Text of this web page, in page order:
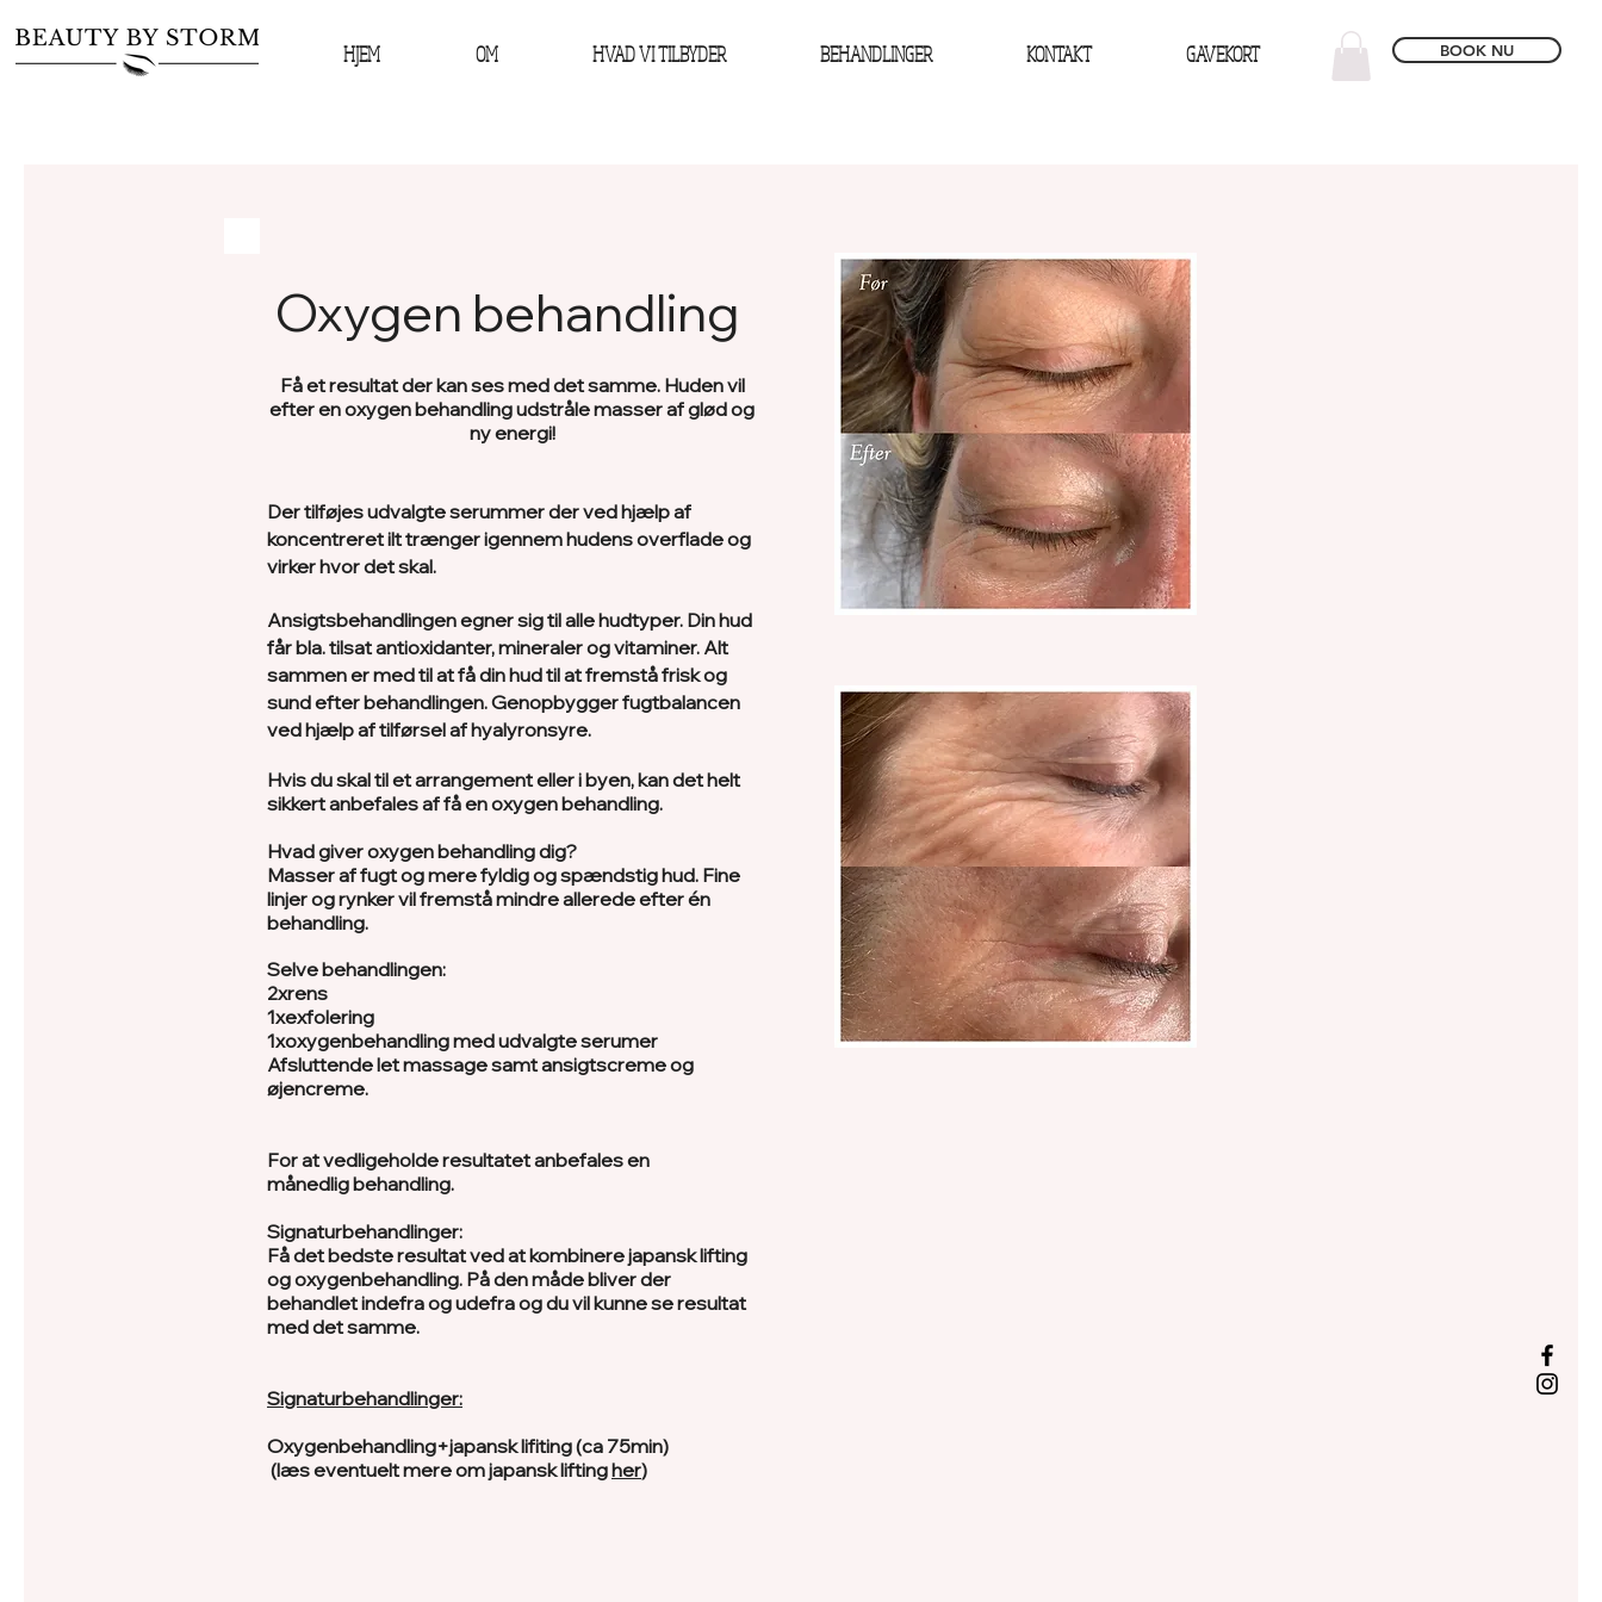
HJEM OM HVAD VI TILBYDER BEHANDLINGER KONTAKT GAVEKORT BOOK NU
Oxygen behandling
Få et resultat der kan ses med det samme. Huden vil
efter en oxygen behandling udstråle masser af glød og
ny energi!
Der tilføjes udvalgte serummer der ved hjælp af
koncentreret ilt trænger igennem hudens overflade og
virker hvor det skal.
Ansigtsbehandlingen egner sig til alle hudtyper. Din hud
får bla. tilsat antioxidanter, mineraler og vitaminer. Alt
sammen er med til at få din hud til at fremstå frisk og
sund efter behandlingen. Genopbygger fugtbalancen
ved hjælp af tilførsel af hyalyronsyre.
Hvis du skal til et arrangement eller i byen, kan det helt
sikkert anbefales af få en oxygen behandling.
Hvad giver oxygen behandling dig?
Masser af fugt og mere fyldig og spændstig hud. Fine
linjer og rynker vil fremstå mindre allerede efter én
behandling.
Selve behandlingen:
2xrens
1xexfolering
1xoxygenbehandling med udvalgte serumer
Afsluttende let massage samt ansigtscreme og
øjencreme.
For at vedligeholde resultatet anbefales en
månedligbehandling.
Signaturbehandlinger:
Få det bedste resultat ved at kombinere japansk lifting
og oxygenbehandling. På den måde bliver der
behandlet indefra og udefra og du vil kunne se resultat
med det samme.
Signaturbehandlinger:
Oxygenbehandling+japansk lifiting (ca 75min)
(læs eventuelt mere om japansk liftingher)